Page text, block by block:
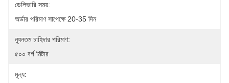
ডেলিভারি সময়:
অর্ডার পরিমাণ সাপেক্ষে 20-35 দিন
ন্যূনতম চাহিদার পরিমাণ:
৫০০ বর্গ মিটার
মূল্য: